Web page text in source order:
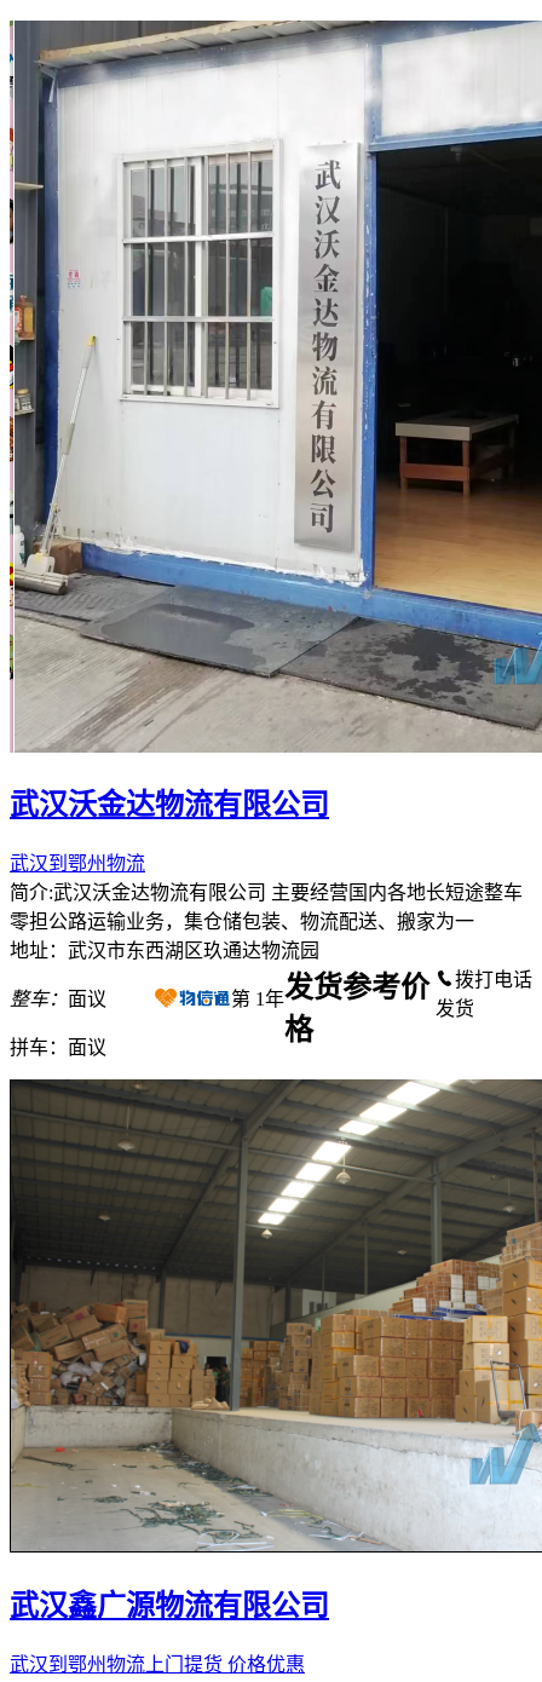
武汉沃金达物流有限公司
武汉到鄂州物流
简介:武汉沃金达物流有限公司 主要经营国内各地长短途整车
零担公路运输业务，集仓储包装、物流配送、搬家为一
地址：武汉市东西湖区玖通达物流园
整车： 面议
拼车： 面议
第 1年
拨打电话
发货
武汉鑫广源物流有限公司
武汉到鄂州物流上门提货 价格优惠
发货参考价
格